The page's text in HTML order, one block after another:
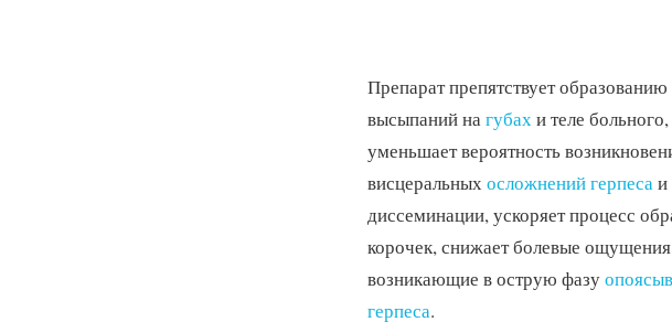
Препарат препятствует
высыпаний на губах и теле больного,
уменьшает вероятность
висцеральных осложнений герпеса и
диссеминации, ускоряет процесс
корочек, снижает болевые
возникающие в острую фазу
герпеса.